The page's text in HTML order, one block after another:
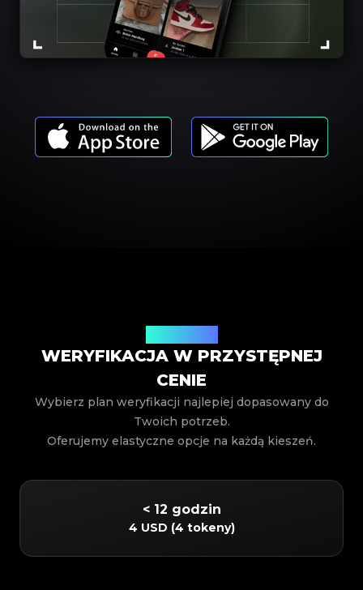
WERYFIKACJA W PRZYSTĘPNEJ
CENIE
Wybierz plan weryfikacji najlepiej dopasowany do
Twoich potrzeb.
Oferujemy elastyczne opcje na każdą kieszeń.
< 12 godzin
4 USD (4 tokeny)